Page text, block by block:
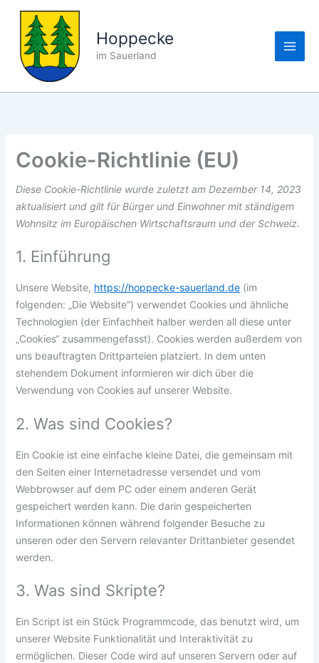
Zum
springen
Hoppecke
im Sauerland
Cookie-Richtlinie (EU)
Diese Cookie-Richtlinie wurde zuletzt am Dezember 14, 2023
aktualisiert und gilt für Bürger und Einwohner mit ständigem
Wohnsitz im Europäischen Wirtschaftsraum und der Schweiz.
1. Einführung
Unsere Website, https://hoppecke-sauerland.de (im
folgenden: „Die Website“) verwendet Cookies und ähnliche
Technologien (der Einfachheit halber werden all diese unter
„Cookies“ zusammengefasst). Cookies werden außerdem von
uns beauftragten Drittparteien platziert. In dem unten
stehendem Dokument informieren wir dich über die
Verwendung von Cookies auf unserer Website.
2. Was sind Cookies?
Ein Cookie ist eine einfache kleine Datei, die gemeinsam mit
den Seiten einer Internetadresse versendet und vom
Webbrowser auf dem PC oder einem anderen Gerät
gespeichert werden kann. Die darin gespeicherten
Informationen können während folgender Besuche zu
unseren oder den Servern relevanter Drittanbieter gesendet
werden.
3. Was sind Skripte?
Ein Script ist ein Stück Programmcode, das benutzt wird, um
unserer Website Funktionalität und Interaktivität zu
ermöglichen. Dieser Code wird auf unseren Servern oder auf